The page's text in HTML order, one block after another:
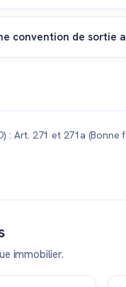
l'impose, la
261 du CO.
convention de sortie
certaine et vous met à
: Art. 271 et 271a
immobilier.